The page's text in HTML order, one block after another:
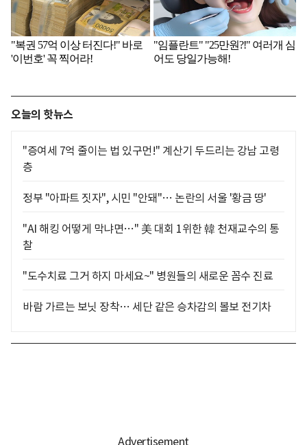
오늘의 핫뉴스
"증여세 7억 줄이는 법 있구먼!" 계산기 두드리는 강남 고령
층
정부 "아파트 짓자", 시민 "안돼"… 논란의 서울 '황금 땅'
"AI 해킹 어떻게 막냐면…" 美 대회 1위한 韓 천재교수의 통
찰
"도수치료 그거 하지 마세요~" 병원들의 새로운 꼼수 진료
바람 가르는 보닛 장착… 세단 같은 승차감의 볼보 전기차